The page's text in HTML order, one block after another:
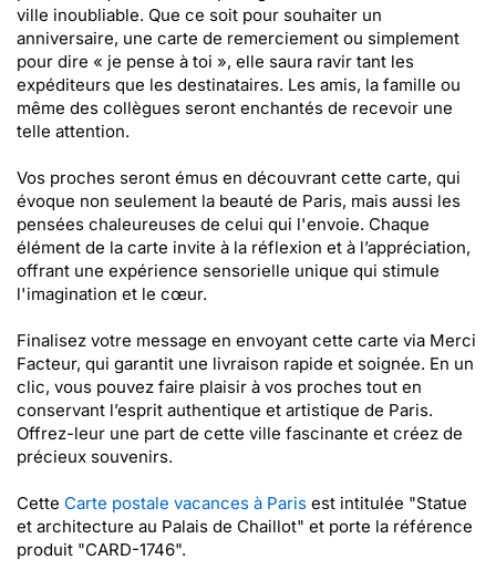
ville inoubliable. Que ce soit pour souhaiter un
anniversaire, une carte de remerciement ou simplement
pour dire « je pense à toi », elle saura ravir tant les
expéditeurs que les destinataires. Les amis, la famille ou
même des collègues seront enchantés de recevoir une
telle attention.
Vos proches seront émus en découvrant cette carte, qui
évoque non seulement la beauté de Paris, mais aussi les
pensées chaleureuses de celui qui l'envoie. Chaque
élément de la carte invite à la réflexion et à l’appréciation,
offrant une expérience sensorielle unique qui stimule
l'imagination et le cœur.
Finalisez votre message en envoyant cette carte via Merci
Facteur, qui garantit une livraison rapide et soignée. En un
clic, vous pouvez faire plaisir à vos proches tout en
conservant l’esprit authentique et artistique de Paris.
Offrez-leur une part de cette ville fascinante et créez de
précieux souvenirs.
Cette Carte postale vacances à Paris est intitulée "Statue
et architecture au Palais de Chaillot" et porte la référence
produit "CARD-1746".